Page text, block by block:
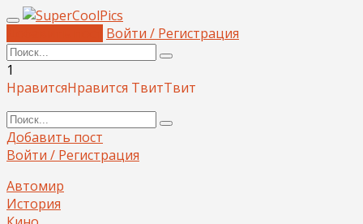
Войти / Регистрация
1
НравитсяНравится ТвитТвит
Добавить пост
Войти / Регистрация
Автомир
История